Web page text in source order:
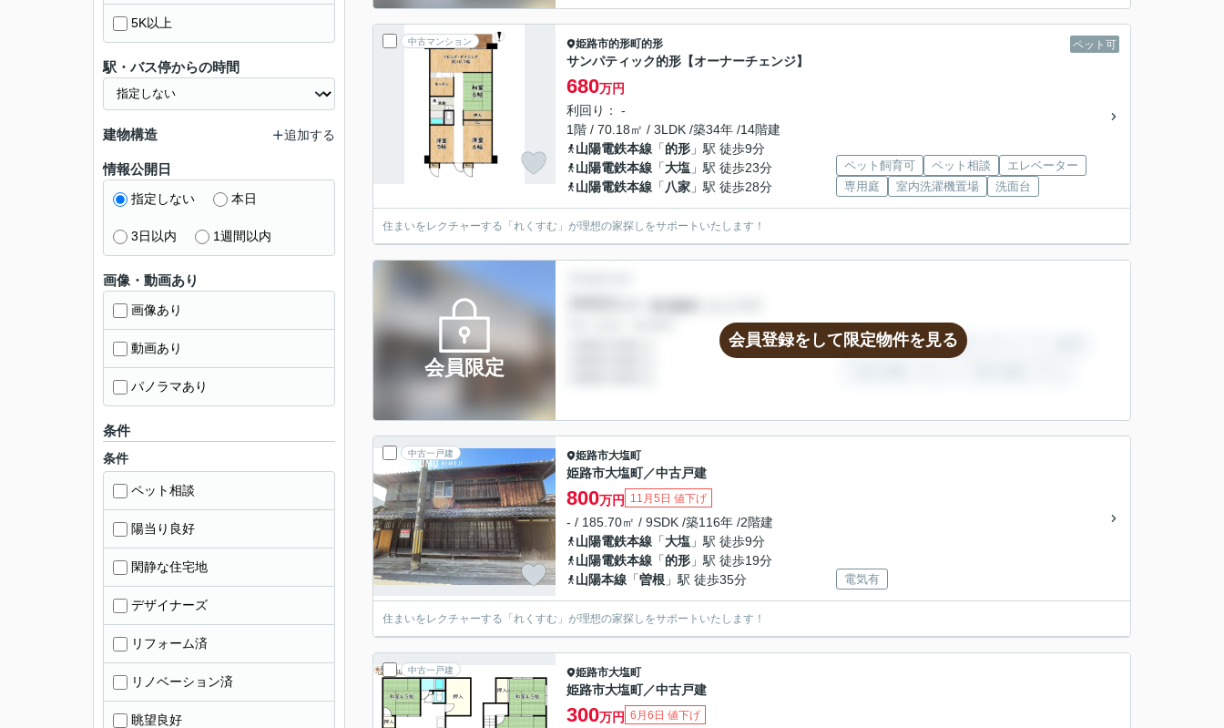
中古マンション ペット可
姫路市的形町的形
サンパティック的形【オーナーチェンジ】
680万円
利回り： -
1階 / 70.18㎡ / 3LDK /築34年 /14階建
山陽電鉄本線 「的形 」駅 徒歩9分
山陽電鉄本線 「大塩 」駅 徒歩23分
山陽電鉄本線 「 八家 」駅 徒歩28分
ペット飼育可 ペット相談
エレベーター
専用庭
室内洗濯機置場 洗面台
住まいをレクチャーする「れくすむ」が理想の家探しをサポートいたします！
会員限定
会員登録をして限定物件を見る
中古一戸建 姫路市大塩町
姫路市大塩町／中古戸建
800万円 11月5日 値下げ
- / 185.70㎡ / 9SDK /築116年 /2階建
山陽電鉄本線 「大塩 」駅 徒歩9分
山陽電鉄本線 「的形 」駅 徒歩19分
山陽本線 「曽根 」駅 徒歩35分 電気有
住まいをレクチャーする「れくすむ」が理想の家探しをサポートいたします！
中古一戸建 姫路市大塩町
姫路市大塩町／中古戸建
300万円 6月6日 値下げ
5K以上
駅・バス停からの時間
建物構造 追加する
情報公開日
指定しない 本日
3日以内 1週間以内
画像・動画あり
画像あり
動画あり
パノラマあり
条件
条件
ペット相談
陽当り良好
閑静な住宅地
デザイナーズ
リフォーム済
リノベーション済
眺望良好